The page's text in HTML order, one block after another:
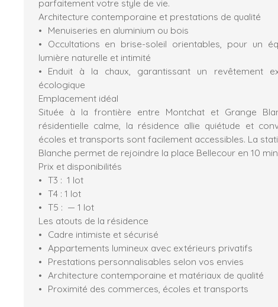
parfaitement votre style de vie.
Architecture contemporaine et prestations de qualité
Menuiseries en aluminium ou bois
Occultations en brise-soleil orientables, pour un
lumière naturelle et intimité
Enduit à la chaux, garantissant un revêtement
écologique
Emplacement idéal
Située à la frontière entre Montchat et Grange
résidentielle calme, la résidence allie quiétude et
écoles et transports sont facilement accessibles. La
Blanche permet de rejoindre la place Bellecour en 10
Prix et disponibilités
T3 : 1 lot
T4 : 1 lot
T5 : — 1 lot
Les atouts de la résidence
Cadre intimiste et sécurisé
Appartements lumineux avec extérieurs privatifs
Prestations personnalisables selon vos envies
Architecture contemporaine et matériaux de qualité
Proximité des commerces, écoles et transports